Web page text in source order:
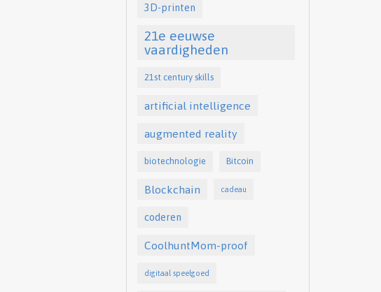
3D-printen
21e eeuwse
vaardigheden
21st century skills
artificial intelligence
augmented reality
biotechnologie Bitcoin
Blockchain cadeau
coderen
CoolhuntMom-proof
digitaal speelgoed